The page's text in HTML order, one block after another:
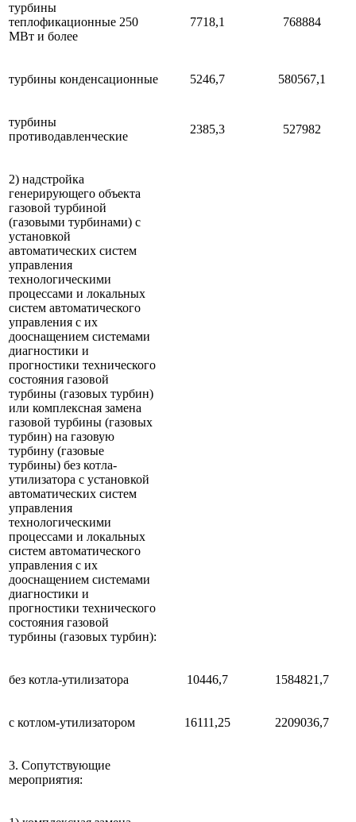
турбины
теплофикационные 250
МВт и более
7718,1 768884
турбины конденсационные 5246,7 580567,1
турбины
противодавленческие
2385,3 527982
2) надстройка
генерирующего объекта
газовой турбиной
(газовыми турбинами) с
установкой
автоматических систем
управления
технологическими
процессами и локальных
систем автоматического
управления с их
дооснащением системами
диагностики и
прогностики технического
состояния газовой
турбины (газовых турбин)
или комплексная замена
газовой турбины (газовых
турбин) на газовую
турбину (газовые
турбины) без котла-
утилизатора с установкой
автоматических систем
управления
технологическими
процессами и локальных
систем автоматического
управления с их
дооснащением системами
диагностики и
прогностики технического
состояния газовой
турбины (газовых турбин):
без котла-утилизатора 10446,7 1584821,7
с котлом-утилизатором 16111,25 2209036,7
3. Сопутствующие
мероприятия: